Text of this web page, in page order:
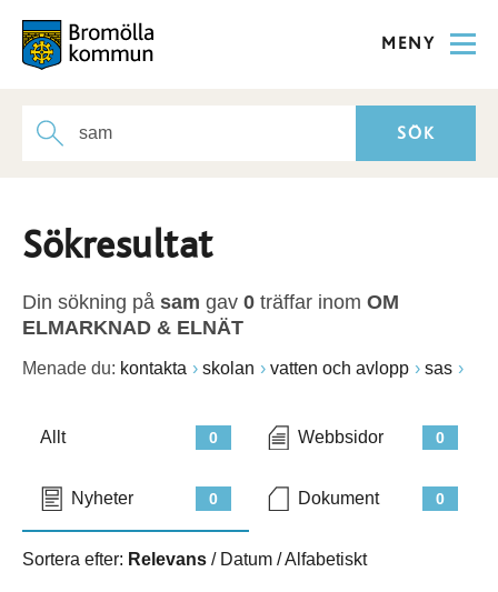
MENY
Sökresultat
Din sökning på sam gav 0 träffar inom OM
ELMARKNAD & ELNÄT
Menade du: kontakta skolan vatten och avlopp sas
0
Allt 0
Webbsidor
0
Nyheter 0
Dokument
Sortera efter: Relevans / Datum /Alfabetiskt